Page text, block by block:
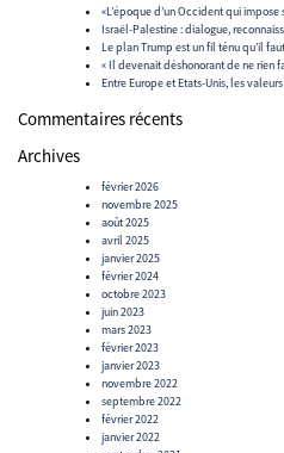
«L’époque d’un Occident qui
Israël-Palestine : dialogue,
Le plan Trump est un fil ténu qu’il
« Il devenait déshonorant de ne rien
Entre Europe et Etats-Unis, les
Commentaires récents
Archives
février 2026
novembre 2025
août 2025
avril 2025
janvier 2025
février 2024
octobre 2023
juin 2023
mars 2023
février 2023
janvier 2023
novembre 2022
septembre 2022
février 2022
janvier 2022